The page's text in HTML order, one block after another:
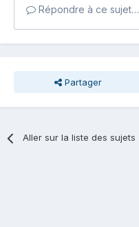
Répondre à ce sujet…
Partager
Aller sur la liste des sujets